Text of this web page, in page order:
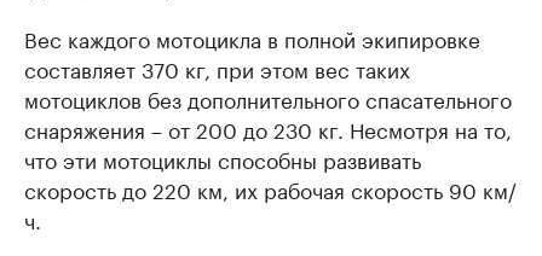
Вес каждого мотоцикла в полной экипировке
составляет 370 кг, при этом вес таких
мотоциклов без дополнительного спасательного
снаряжения – от 200 до 230 кг. Несмотря на то,
что эти мотоциклы способны развивать
скорость до 220 км, их рабочая скорость 90 км/
ч.